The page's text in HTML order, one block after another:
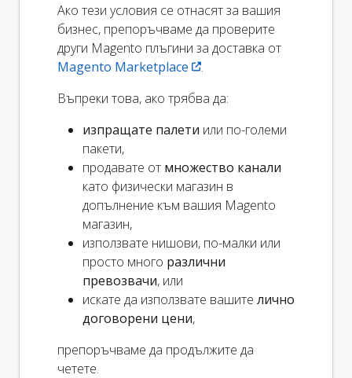
Ако тези условия се отнасят за вашия
бизнес, препоръчваме да проверите
други Magento плъгини за доставка от
Magento Marketplace
.
Въпреки това, ако трябва да:
изпращате палети или по-големи
пакети,
продавате от множество канали
като физически магазин в
допълнение към вашия Magento
магазин,
използвате нишови, по-малки или
просто много различни
превозвачи, или
искате да използвате вашите лично
договорени цени,
препоръчваме да продължите да
четете.